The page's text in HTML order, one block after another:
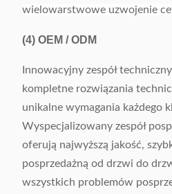
wielowarstwowe uzwojenie
(4) OEM / ODM
Innowacyjny zespół
kompletne rozwiązania
unikalne wymagania każdego
Wyspecjalizowany zespół
oferują najwyższą jakość,
posprzedażną od drzwi do
wszystkich problemów